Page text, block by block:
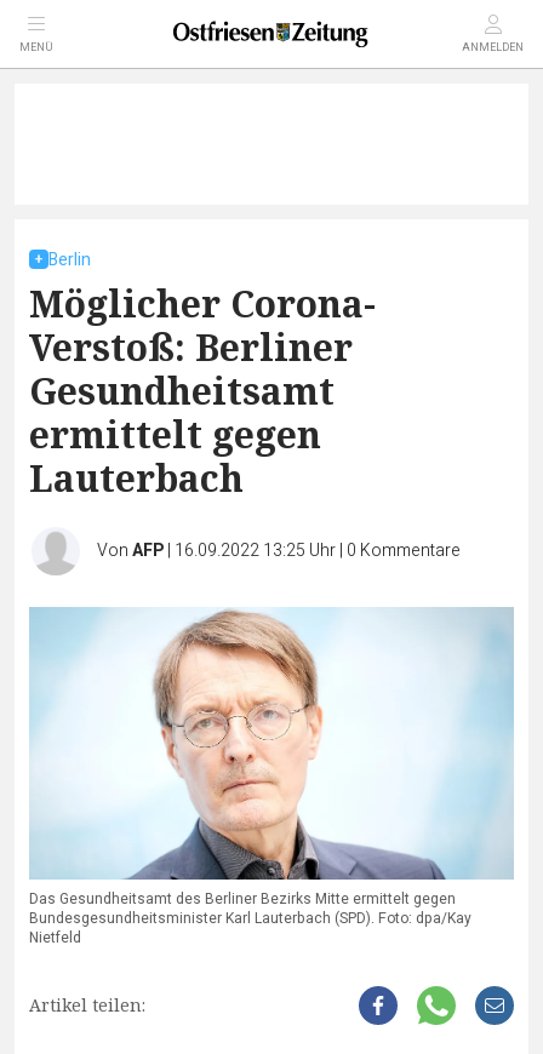
MENÜ ANMELDEN
Berlin
Möglicher Corona-
Verstoß: Berliner
Gesundheitsamt
ermittelt gegen
Lauterbach
VonAFP| 16.09.2022 13:25 Uhr| 0 Kommentare
Das Gesundheitsamt des Berliner Bezirks Mitte ermittelt gegen
Bundesgesundheitsminister Karl Lauterbach (SPD). Foto: dpa/Kay
Nietfeld
Artikel teilen: